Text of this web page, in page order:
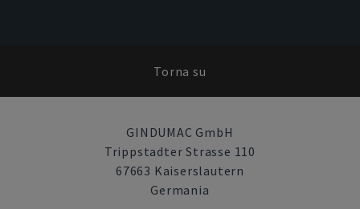
Torna su
GINDUMAC GmbH
Trippstadter Strasse 110
67663 Kaiserslautern
Germania